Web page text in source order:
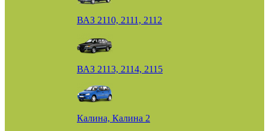
ВАЗ 2110, 2111, 2112
ВАЗ 2113, 2114, 2115
Калина, Калина 2